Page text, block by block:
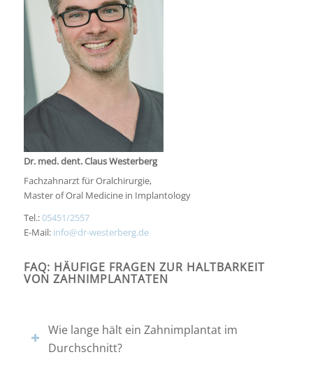
Dr. med. dent. Claus Westerberg
Fachzahnarzt für Oralchirurgie,
Master of Oral Medicine in Implantology
Tel.:05451/2557
E-Mail: info@dr-westerberg.de
FAQ: HÄUFIGE FRAGEN ZUR HALTBARKEIT
VON ZAHNIMPLANTATEN
Wie lange hält ein Zahnimplantat im
Durchschnitt?